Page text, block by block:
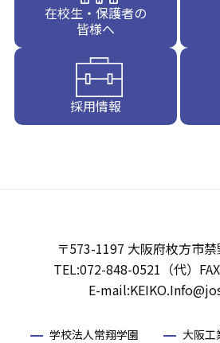
在校生・保護者の
皆様へ
採用情報
〒573-1197 大阪府枚方市
TEL:072-848-0521（代）
E-
学校法人常翔学園 大阪工